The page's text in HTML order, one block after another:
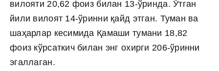
вилояти 20,62 фоиз билан 13-ўринда. Ўтган
йили вилоят 14-ўринни қайд этган. Туман ва
шаҳарлар кесимида Қамаши тумани 18,82
фоиз кўрсаткич билан энг охирги 206-ўринни
эгаллаган.